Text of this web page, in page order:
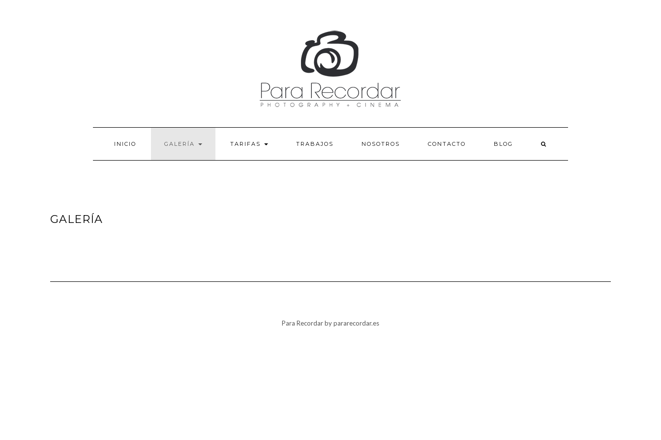
INICIO GALERÍA TARIFAS TRABAJOS NOSOTROS CONTACTO BLOG
GALERÍA
Para Recordarby pararecordar.es